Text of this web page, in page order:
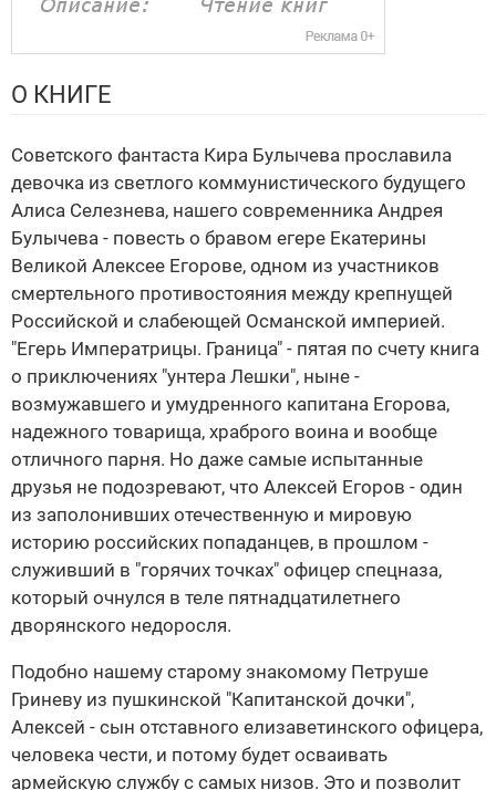
О КНИГЕ
Советского фантаста Кира Булычева прославила
девочка из светлого коммунистического будущего
Алиса Селезнева, нашего современника Андрея
Булычева - повесть о бравом егере Екатерины
Великой Алексее Егорове, одном из участников
смертельного противостояния между крепнущей
Российской и слабеющей Османской империей.
"Егерь Императрицы. Граница" - пятая по счету книга
о приключениях "унтера Лешки", ныне -
возмужавшего и умудренного капитана Егорова,
надежного товарища, храброго воина и вообще
отличного парня. Но даже самые испытанные
друзья не подозревают, что Алексей Егоров - один
из заполонивших отечественную и мировую
историю российских попаданцев, в прошлом -
служивший в "горячих точках" офицер спецназа,
который очнулся в теле пятнадцатилетнего
дворянского недоросля.
Подобно нашему старому знакомому Петруше
Гриневу из пушкинской "Капитанской дочки",
Алексей - сын отставного елизаветинского офицера,
человека чести, и потому будет осваивать
армейскую службу с самых низов. Это и позволит